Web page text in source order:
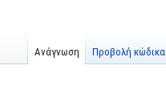
Ανάγνωση Προβολή κώδικα